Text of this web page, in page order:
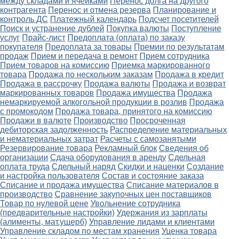
контрагента Перенос и отмена резерва Планирование и
контроль ДС Платежный календарь Подсчет посетителей
Поиск и устранение дублей Покупка валюты Поступление
услуг Прайс-лист Предоплата (оплата) по заказу
покупателя Предоплата за товары Премии по результатам
продаж Прием и передача в ремонт Прием сотрудника
Прием товаров на комиссию Приемка маркированного
товара Продажа по нескольким заказам Продажа в кредит
Продажа в рассрочку Продажа валюты Продажа и возврат
маркированных товаров Продажа имущества Продажа
немаркируемой алкогольной продукции в розлив Продажа
с промокодом Продажа товара, принятого на комиссию
Продажи в валюте Производство Просроченная
дебиторская задолженность Распределение материальных
и нематериальных затрат Расчеты с самозанятыми
Резервирование товара Рекламный блок Сведения об
организации Сдача оборудования в аренду Сдельная
оплата труда Сдельный наряд Скидки и наценки Создание
и настройка пользователя Состав и состояние заказа
Списание и продажа имущества Списание материалов в
производство Сравнение закупочных цен поставщиков
Товар по нулевой цене Увольнение сотрудника
(предварительные настройки) Удержания из зарплаты
(алименты, мат.ущерб) Управление лидами и клиентами
Управление складом по местам хранения Уценка товара